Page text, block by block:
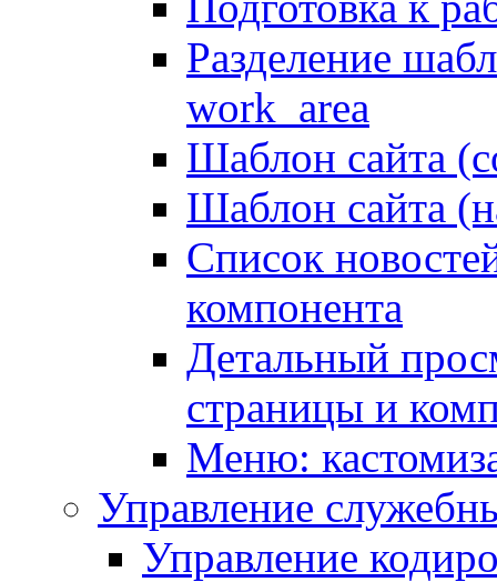
Разделение
work_area
Шаблон сайта
Шаблон сайта
Список
компонента
Детальный
страницы и
Меню:
Управление
Управление